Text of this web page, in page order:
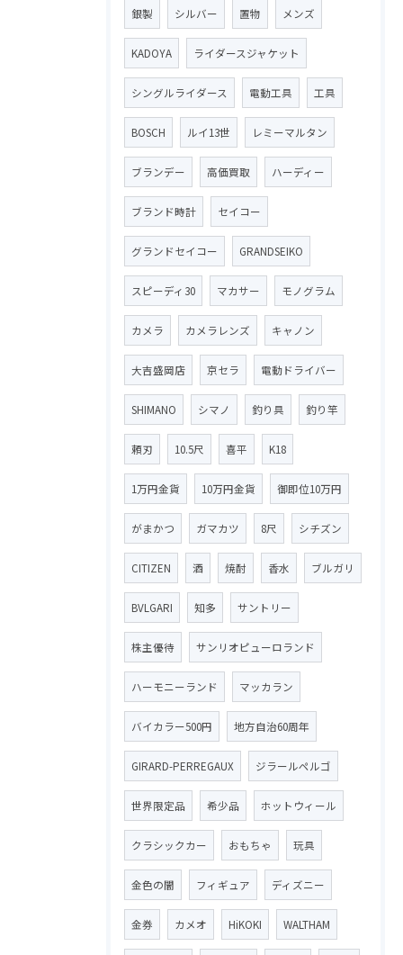
銀製 シルバー 置物 メンズ
KADOYA ライダースジャケット
シングルライダース 電動工具 工具
BOSCH ルイ13世 レミーマルタン
ブランデー 高価買取 ハーディー
ブランド時計 セイコー
グランドセイコー GRANDSEIKO
スピーディ30 マカサー モノグラム
カメラ カメラレンズ キャノン
大吉盛岡店 京セラ 電動ドライバー
SHIMANO シマノ 釣り具 釣り竿
頼刃 10.5尺 喜平 K18
1万円金貨 10万円金貨 御即位10万円
がまかつ ガマカツ 8尺 シチズン
CITIZEN 酒 焼酎 香水 ブルガリ
BVLGARI 知多 サントリー
株主優待 サンリオピューロランド
ハーモニーランド マッカラン
バイカラー500円 地方自治60周年
GIRARD-PERREGAUX ジラールペルゴ
世界限定品 希少品 ホットウィール
クラシックカー おもちゃ 玩具
金色の闇 フィギュア ディズニー
金券 カメオ HiKOKI WALTHAM